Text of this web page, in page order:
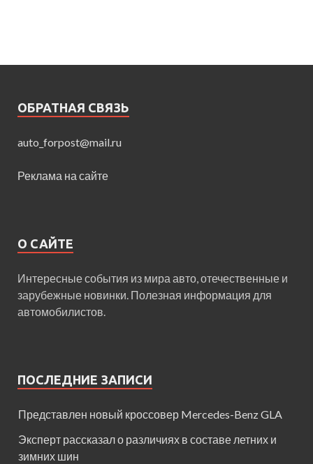
ОБРАТНАЯ СВЯЗЬ
auto_forpost@mail.ru
Реклама на сайте
О САЙТЕ
Интересные события из мира авто, отечественные и
зарубежные новинки. Полезная информация для
автомобилистов.
ПОСЛЕДНИЕ ЗАПИСИ
Представлен новый кроссовер Mercedes-Benz GLA
Эксперт рассказал о различиях в составе летних и
зимних шин